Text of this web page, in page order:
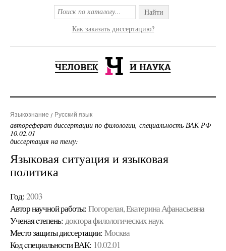
Найти
Как заказать диссертацию?
Языкознание Русский язык
автореферат диссертации по филологии, специальность ВАК РФ
10.02.01
диссертация на тему:
Языковая ситуация и языковая
политика
Год: 2003
Автор научной работы: Погорелая, Екатерина Афанасьевна
Ученая cтепень: доктора филологических наук
Место защиты диссертации: Москва
Код cпециальности ВАК: 10.02.01